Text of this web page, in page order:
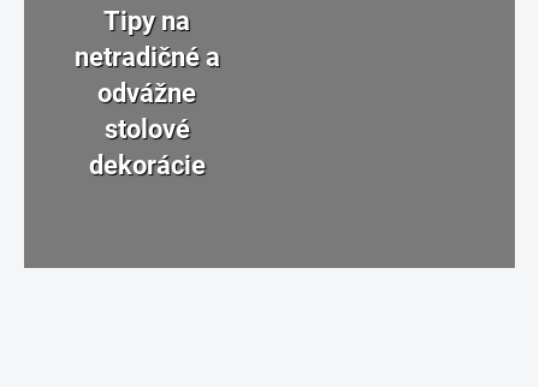
Tipy na
netradičné a
odvážne
stolové
dekorácie